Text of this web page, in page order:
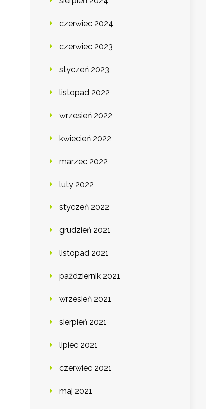
czerwiec 2024
czerwiec 2023
styczeń 2023
listopad 2022
wrzesień 2022
kwiecień 2022
marzec 2022
luty 2022
styczeń 2022
grudzień 2021
listopad 2021
październik 2021
wrzesień 2021
sierpień 2021
lipiec 2021
czerwiec 2021
maj 2021